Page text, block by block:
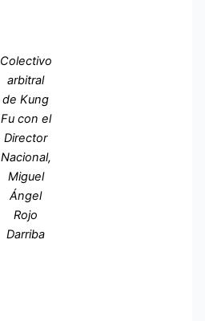
Colectivo
arbitral
de Kung
Fu con el
Director
Nacional,
Miguel
Ángel
Rojo
Darriba